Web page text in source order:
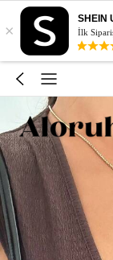
×
SHEIN
İlk